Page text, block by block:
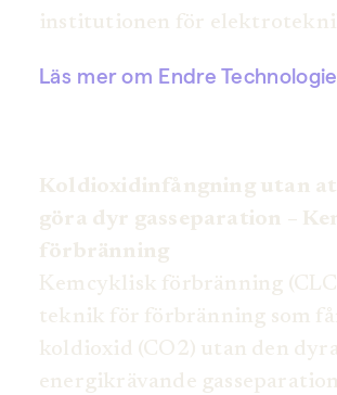
institutionen för
Läs mer om Endre
Koldioxidinfångning utan
göra dyr gasseparation –
förbränning
Kemcyklisk förbränning
teknik för förbränning som
koldioxid (CO2) utan den
energikrävande